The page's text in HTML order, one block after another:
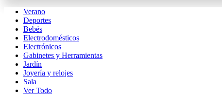
Verano
Deportes
Bebés
Electrodomésticos
Electrónicos
Gabinetes y Herramientas
Jardín
Joyería y relojes
Sala
Ver Todo